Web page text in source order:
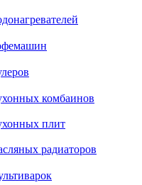
комбаинов
плит
радиаторов